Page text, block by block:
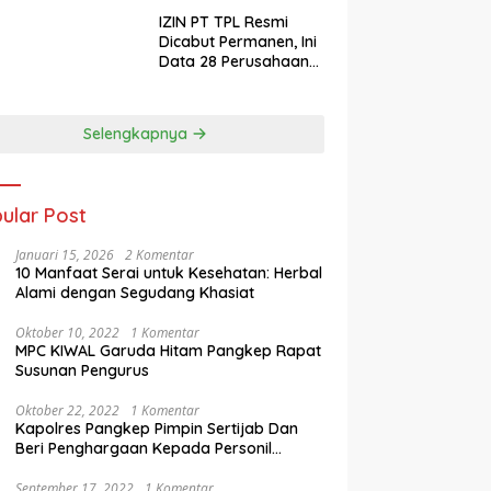
IZIN PT TPL Resmi
Dicabut Permanen, Ini
Data 28 Perusahaan
Selengkapnya
Post
Januari 15, 2026 2 Komentar
10 Manfaat Serai untuk Kesehatan: Herbal
Alami dengan Segudang Khasiat
Oktober 10, 2022 1 Komentar
MPC KIWAL Garuda Hitam Pangkep Rapat
Susunan Pengurus
Oktober 22, 2022 1 Komentar
Kapolres Pangkep Pimpin Sertijab Dan
Beri Penghargaan Kepada Personil